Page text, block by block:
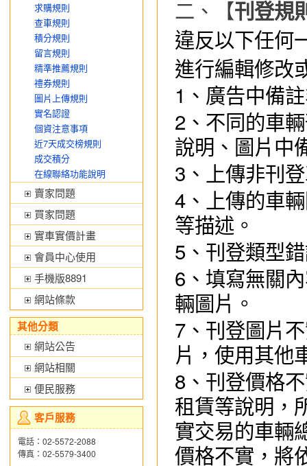
二、 【刊登規
違反以下任何
進行編輯修改
1、 廣告中備
2、 不同的車
說明、圖片中
3、 上傳非刊
4、
上傳的車
等描述。
5、 刊登類型
6、 填寫無關
輛圖片。
7、 刊登圖片
片，使用其他
8、 刊登價格
租賃等說明，
實交易的車輛
價格不實，將
求購規則
查車規則
積分規則
留言規則
精準推薦規則
禮券規則
圖片上傳規則
實名認證
個資注意事項
近7天成交榜規則
成交積分
在線聯絡功能說明
賣家問題
買家問題
實車實價計畫
會員中心使用
手機版8891
網站條款
其他分類
網站公告
網站相關
便民服務
客戶服務
電話：02-5572-2088
傳真：02-5579-3400